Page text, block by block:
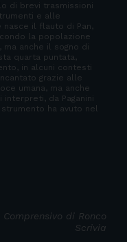
di brevi trasmissioni
e alle
nasce il flauto di Pan,
la popolazione
ma anche il sogno di
quarta puntata,
in alcuni contesti
grazie alle
umana, ma anche
da Paganini
ha avuto nel
di Ronco
Scrivia